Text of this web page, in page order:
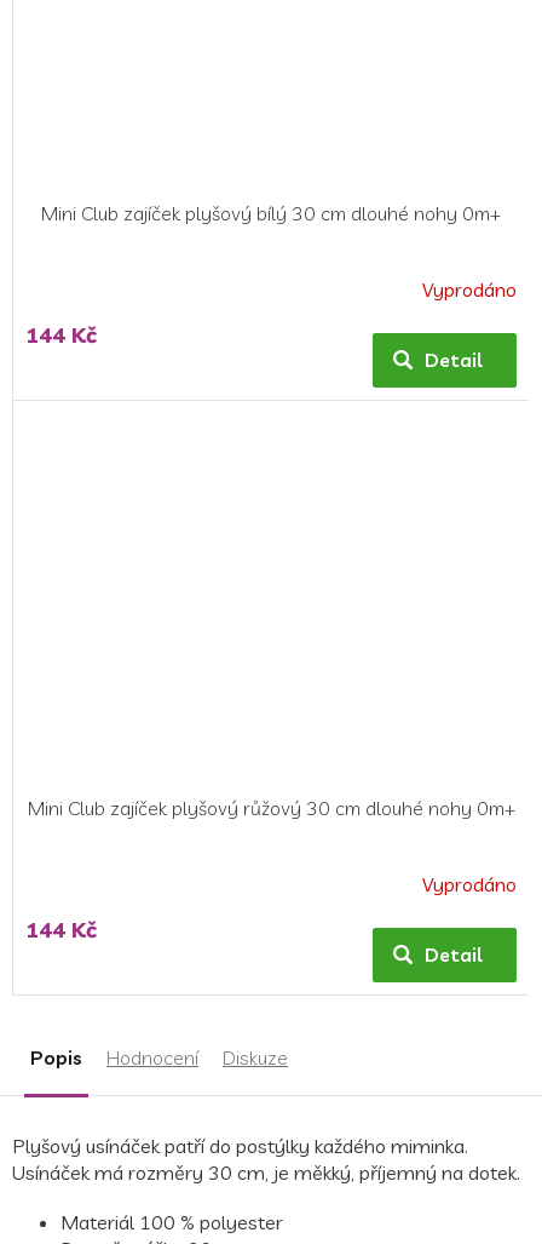
Mini Club zajíček plyšový bílý 30 cm dlouhé nohy 0m+
Vyprodáno
144 Kč
Detail
Mini Club zajíček plyšový růžový 30 cm dlouhé nohy 0m+
Vyprodáno
144 Kč
Detail
Popis Hodnocení Diskuze
Plyšový usínáček patří do postýlky každého miminka.
Usínáček má rozměry 30 cm, je měkký, příjemný na dotek.
Materiál 100 % polyester